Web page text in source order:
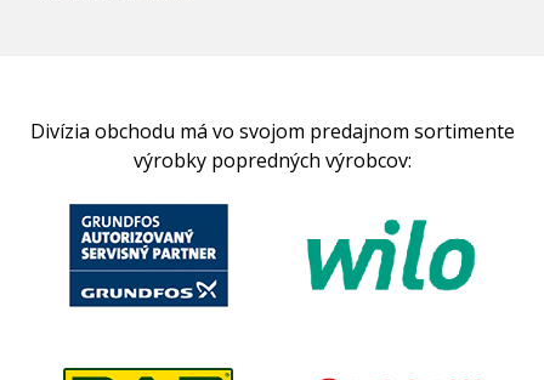
Divízia obchodu má vo svojom predajnom sortimente
výrobky popredných výrobcov: